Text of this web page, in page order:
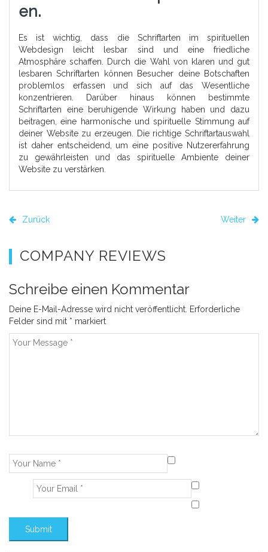
En.
Es ist wichtig, dass die Schriftarten im spirituellen
Webdesign leicht lesbar sind und eine friedliche
Atmosphäre schaffen. Durch die Wahl von klaren und gut
lesbaren Schriftarten können Besucher deine Botschaften
problemlos erfassen und sich auf das Wesentliche
konzentrieren. Darüber hinaus können bestimmte
Schriftarten eine beruhigende Wirkung haben und dazu
beitragen, eine harmonische und spirituelle Stimmung auf
deiner Website zu erzeugen. Die richtige Schriftartauswahl
ist daher entscheidend, um eine positive Nutzererfahrung
zu gewährleisten und das spirituelle Ambiente deiner
Website zu verstärken.
Zurück Weiter
COMPANY REVIEWS
Schreibe einen Kommentar
Deine E-Mail-Adresse wird nicht veröffentlicht. Erforderliche
Felder sind mit * markiert